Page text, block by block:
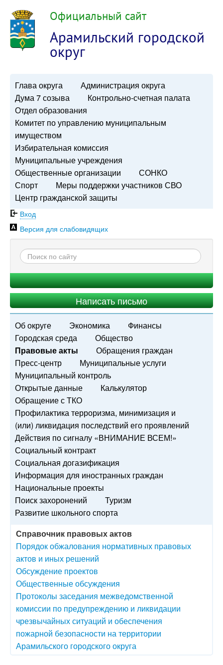
Официальный сайт
Арамильский городской
округ
Глава округа
Администрация округа
Дума 7 созыва
Контрольно-счетная палата
Отдел образования
Комитет по управлению муниципальным
имуществом
Избирательная комиссия
Муниципальные учреждения
Общественные организации
СОНКО
Спорт
Меры поддержки участников СВО
Центр гражданской защиты
Вход
Версия для слабовидящих
Написать письмо
Об округе Экономика
Финансы
Городская среда
Общество
Правовые акты
Обращения граждан
Пресс-центр
Муниципальные услуги
Муниципальный контроль
Открытые данные
Калькулятор
Обращение с ТКО
Профилактика терроризма, минимизация и
(или) ликвидация последствий его проявлений
Действия по сигналу «ВНИМАНИЕ ВСЕМ!»
Социальный контракт
Социальная догазификация
Информация для иностранных граждан
Национальные проекты
Поиск захоронений
Туризм
Развитие школьного спорта
Справочник правовых актов
Порядок обжалования нормативных правовых
актов и иных решений
Обсуждение проектов
Общественные обсуждения
Протоколы заседания межведомственной
комиссии по предупреждению и ликвидации
чрезвычайных ситуаций и обеспечения
пожарной безопасности на территории
Арамильского городского округа